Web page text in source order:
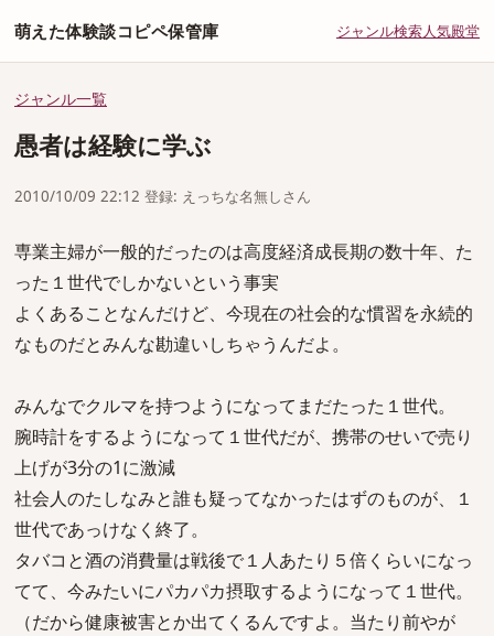
萌えた体験談コピペ保管庫 ジャンル検索人気殿堂
ジャンル一覧
愚者は経験に学ぶ
2010/10/09 22:12 登録: えっちな名無しさん
専業主婦が一般的だったのは高度経済成長期の数十年、た
った１世代でしかないという事実
よくあることなんだけど、今現在の社会的な慣習を永続的
なものだとみんな勘違いしちゃうんだよ。
みんなでクルマを持つようになってまだたった１世代。
腕時計をするようになって１世代だが、携帯のせいで売り
上げが3分の1に激減
社会人のたしなみと誰も疑ってなかったはずのものが、１
世代であっけなく終了。
タバコと酒の消費量は戦後で１人あたり５倍くらいになっ
てて、今みたいにパカパカ摂取するようになって１世代。
（だから健康被害とか出てくるんですよ。当たり前やが